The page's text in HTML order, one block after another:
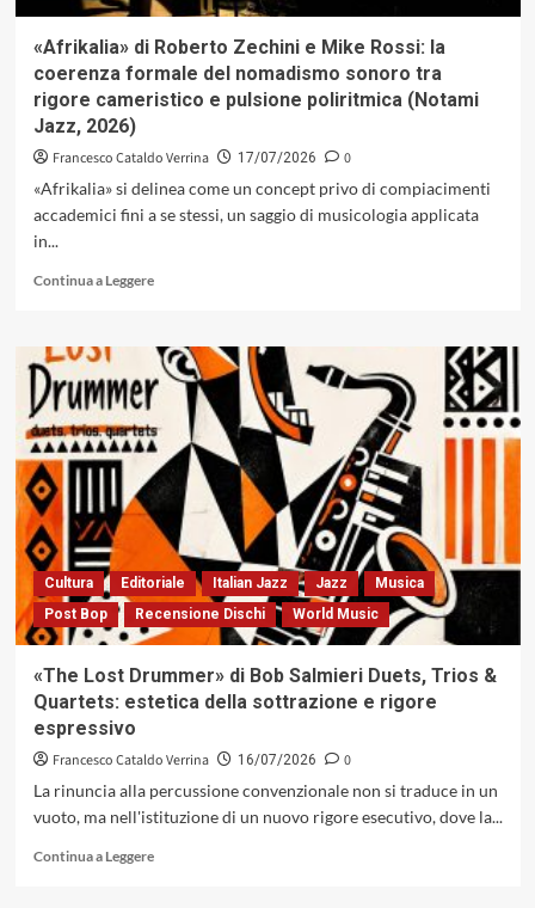
instabili
Records,
2026)
«Afrikalia» di Roberto Zechini e Mike Rossi: la
coerenza formale del nomadismo sonoro tra
rigore cameristico e pulsione poliritmica (Notami
Jazz, 2026)
Francesco Cataldo Verrina 17/07/2026
0
«Afrikalia» si delinea come un concept privo di compiacimenti
accademici fini a se stessi, un saggio di musicologia applicata
in...
Continua a LeggereLeggi
su
«Afrikalia»
di
Roberto
Zechini
e
Mike
Rossi:
la
coerenza
formale
del
nomadismo
sonoro
rigore
cameristico
pulsione
(Notami
Jazz,
Cultura Editoriale Italian Jazz Jazz
Musica
Post Bop
Recensione Dischi World Music
«The Lost Drummer» di Bob Salmieri Duets, Trios &
Quartets: estetica della sottrazione e rigore
espressivo
Francesco Cataldo Verrina 16/07/2026
0
La rinuncia alla percussione convenzionale non si traduce in un
vuoto, ma nell'istituzione di un nuovo rigore esecutivo, dove la...
Continua a LeggereLeggi